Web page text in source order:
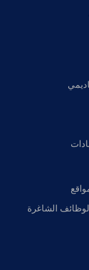
الشاغرة